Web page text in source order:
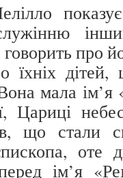
говорить про
дітей,
мала
Цариці
що стали
ім’я